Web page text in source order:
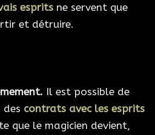
esprits ne servent que
et détruire.
Il est possible de
des contrats avec les esprits
que le magicien devient,